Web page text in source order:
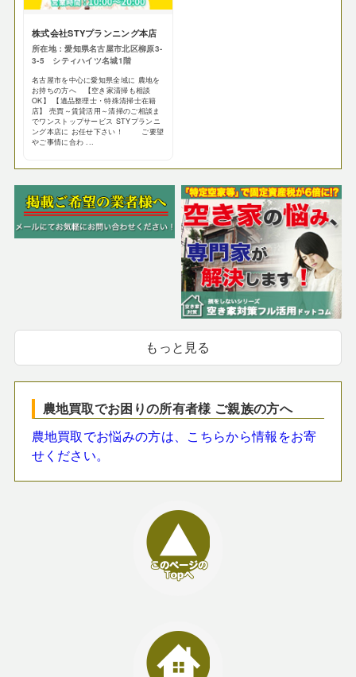
株式会社STYプランニング本店
所在地：愛知県名古屋市北区柳原3-
3-5 シティハイツ名城1階
名古屋市を中心に愛知県全域に 農地を
お持ちの方へ 【空き家清掃も相談
OK】 【遺品整理士・特殊清掃士在籍
店】 売買～賃貸活用～清掃のご相談ま
でワンストップサービス STYプランニ
ング本店に お任せ下さい！ ご要望
やご事情に合わ ...
もっと見る
農地買取でお困りの所有者様 ご親族の方へ
農地買取でお悩みの方は、こちらから情報をお寄
せください。